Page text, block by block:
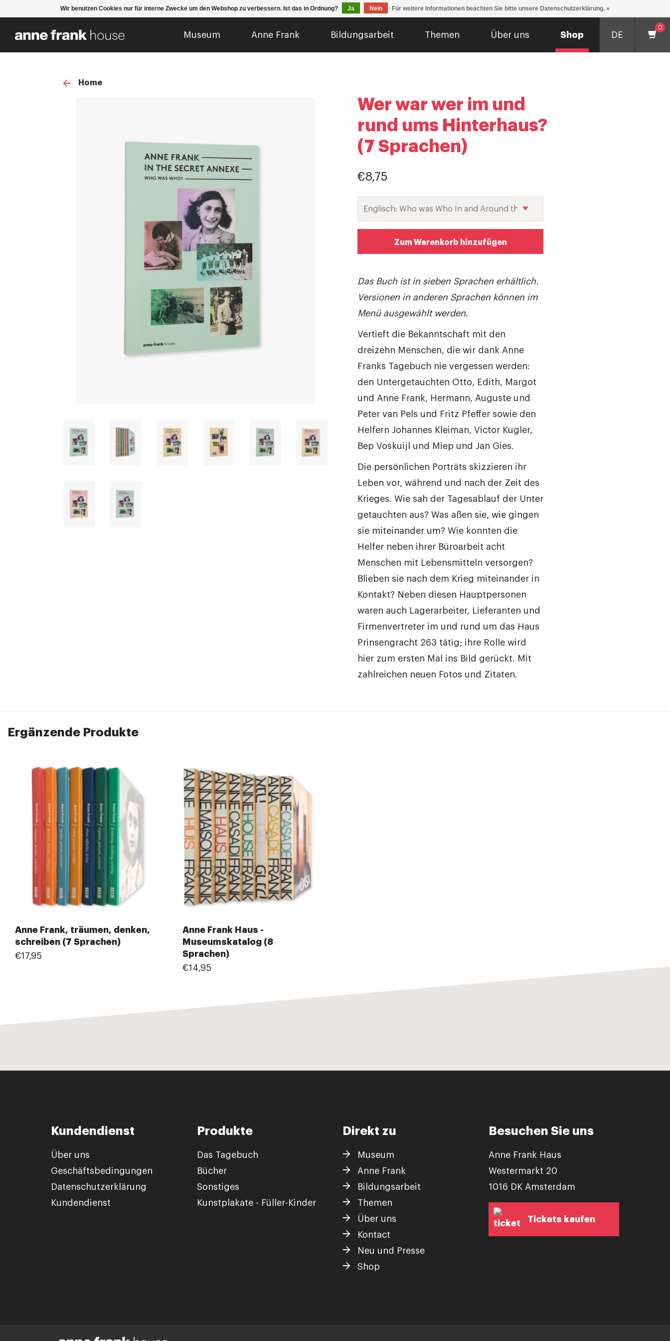
Museum Anne Frank Bildungsarbeit Themen Über uns Shop DE
0
Home
Wer war wer im und
rund ums Hinterhaus?
(7 Sprachen)
€8,75
Zum Warenkorb hinzufügen
Das Buch ist in sieben Sprachen erhältlich.
Versionen in anderen Sprachen können im
Menü ausgewählt werden.
Vertieft die Bekanntschaft mit den
dreizehn Menschen, die wir dank Anne
Franks Tagebuch nie vergessen werden:
den Untergetauchten Otto, Edith, Margot
und Anne Frank, Hermann, Auguste und
Peter van Pels und Fritz Pfeffer sowie den
Helfern Johannes Kleiman, Victor Kugler,
Bep Voskuijl und Miep und Jan Gies.
Die persönlichen Porträts skizzieren ihr
Leben vor, während und nach der Zeit des
Krieges. Wie sah der Tagesablauf der Unter
getauchten aus? Was aßen sie, wie gingen
sie miteinander um? Wie konnten die
Helfer neben ihrer Büroarbeit acht
Menschen mit Lebensmitteln versorgen?
Blieben sie nach dem Krieg miteinander in
Kontakt? Neben diesen Hauptpersonen
waren auch Lagerarbeiter, Lieferanten und
Firmenvertreter im und rund um das Haus
Prinsengracht 263 tätig; ihre Rolle wird
hier zum ersten Mal ins Bild gerückt. Mit
zahlreichen neuen Fotos und Zitaten.
Ergänzende Produkte
Anne Frank, träumen, denken,
schreiben (7 Sprachen)
€17,95
Anne Frank Haus -
Museumskatalog (8
Sprachen)
€14,95
Kundendienst
Über uns
Geschäftsbedingungen
Datenschutzerklärung
Kundendienst
Produkte
Das Tagebuch
Bücher
Sonstiges
Kunstplakate - Füller-Kinder
Direkt zu
Museum
Anne Frank
Bildungsarbeit
Themen
Über uns
Kontact
Neu und Presse
Shop
Besuchen Sie uns
Anne Frank Haus
Westermarkt 20
1016 DK Amsterdam
Tickets kaufen
Wir benutzen Cookies nur für interne Zwecke um den Webshop zu verbessern. Ist das in Ordnung? Ja Nein Für weitere Informationen beachten Sie bitte unsere Datenschutzerklärung. »